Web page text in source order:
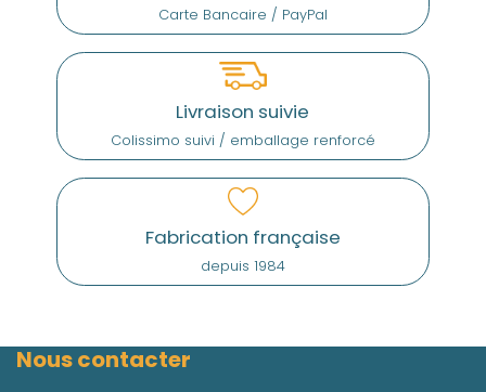
Carte Bancaire / PayPal
Livraison suivie
Colissimo suivi / emballage renforcé
Fabrication française
depuis 1984
Nous contacter